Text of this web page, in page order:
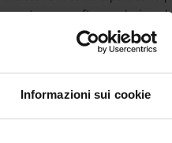
Informazioni sui cookie
every software design